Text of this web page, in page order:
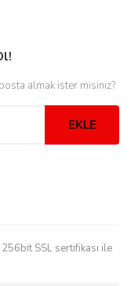
almak ister misiniz?
EKLE
SSL sertifikası ile